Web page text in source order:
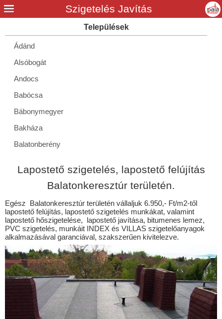
Ádánd
Alsóbogát
Andocs
Babócsa
Bábonymegyer
Bakháza
Balatonberény
Balatonendréd
Balatonföldvár
Balatonkeresztúr
Balatonlelle
Balatonmáriafürdő
Balatonőszöd
Balatonszabadi
Balatonszárszó
Lapostető szigetelés, lapostető felújítás
Balatonkeresztúr területén.
Egész Balatonkeresztúr területén vállaljuk 6.950,- Ft/m2-től
lapostető felújítás, lapostető szigetelés munkákat, valamint
lapostető hőszigetelése, lapostető javítása, bitumenes lemez,
PVC szigetelés, munkáit INDEX és VILLAS szigetelőanyagok
alkalmazásával garanciával, szakszerűen kivitelezve.